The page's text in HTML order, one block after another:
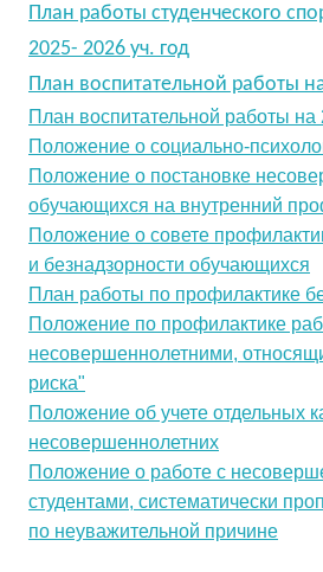
План работы студенческого
2025- 2026 уч. год
План воспитательной работы
План воспитательной работы на
Положение о социально-
Положение о постановке
обучающихся на внутренний
Положение о совете
и безнадзорности обучающихся
План работы по профилактике
Положение по профилактике
несовершеннолетними,
риска"
Положение об учете отдельных
несовершеннолетних
Положение о работе с
студентами, систематически
по неуважительной причине